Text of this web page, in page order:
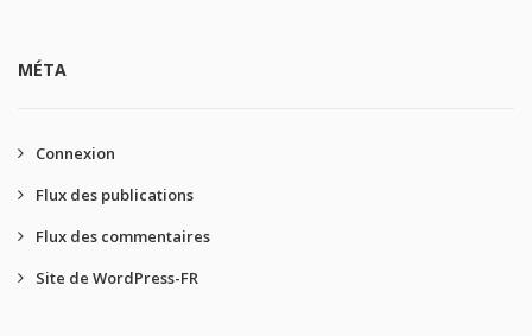
MÉTA
Connexion
Flux des publications
Flux des commentaires
Site de WordPress-FR